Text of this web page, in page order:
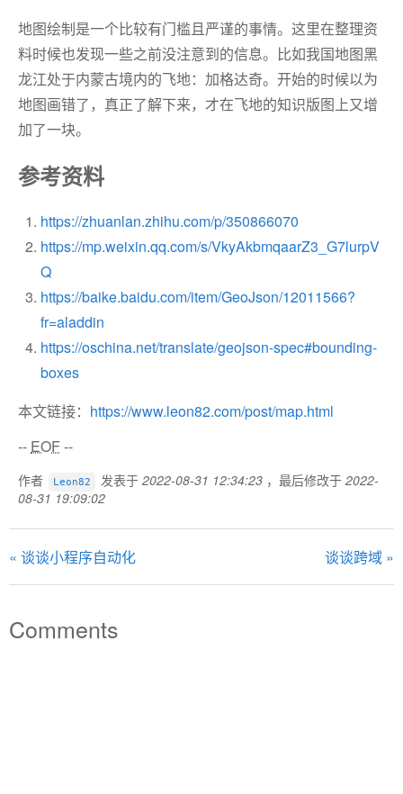
地图绘制是一个比较有门槛且严谨的事情。这里在整理资
料时候也发现一些之前没注意到的信息。比如我国地图黑
龙江处于内蒙古境内的飞地：加格达奇。开始的时候以为
地图画错了，真正了解下来，才在飞地的知识版图上又增
加了一块。
参考资料
https://zhuanlan.zhihu.com/p/350866070
https://mp.weixin.qq.com/s/VkyAkbmqaarZ3_G7lurpV
Q
https://baike.baidu.com/item/GeoJson/12011566?
fr=aladdin
https://oschina.net/translate/geojson-spec#bounding-
boxes
本文链接： https://www.leon82.com/post/map.html
-- EOF--
作者 Leon82 发表于 2022-08-31 12:34:23 ，最后修改于 2022-
08-31 19:09:02
« 谈谈小程序自动化 谈谈跨域 »
Comments